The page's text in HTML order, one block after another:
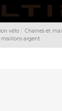
vélo Chaînes et
maillons argent